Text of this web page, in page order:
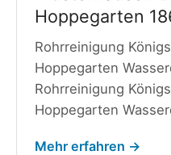
Hoppegarten
Rohrreinigung
Hoppegarten
Rohrreinigung
Hoppegarten
Mehr erfahren →